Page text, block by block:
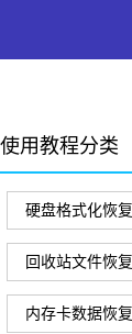
使用教程分类
硬盘格式化恢复
回收站文件恢复
内存卡数据恢复